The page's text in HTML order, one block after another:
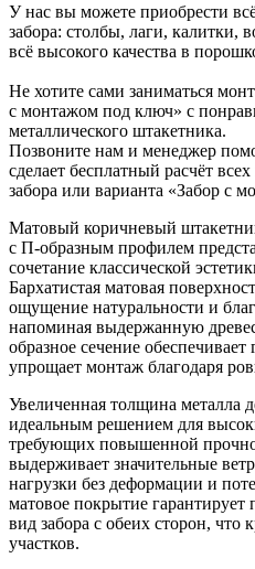
У нас вы можете приобрести
забора: столбы, лаги, калитки,
всё высокого качества в
Не хотите сами заниматься
с монтажом под ключ» с
металлического штакетника.
Позвоните нам и менеджер
сделает бесплатный расчёт
забора или варианта «Забор с
Матовый коричневый
с П-образным профилем
сочетание классической
Бархатистая матовая
ощущение натуральности и
напоминая выдержанную
образное сечение
упрощает монтаж благодаря
Увеличенная толщина металла
идеальным решением для
требующих повышенной
выдерживает значительные
нагрузки без деформации и
матовое покрытие
вид забора с обеих сторон, что
участков.